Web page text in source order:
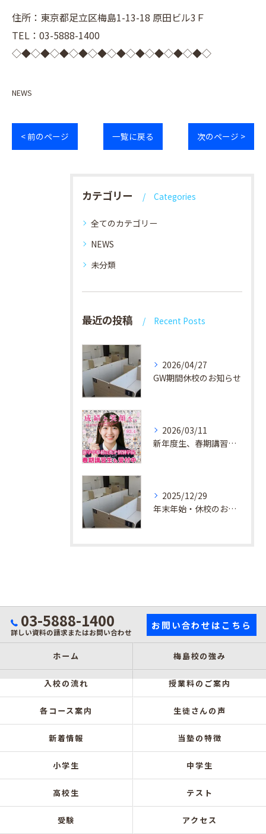
住所：東京都足立区梅島1-13-18 原田ビル3Ｆ
TEL：03-5888-1400
◇◆◇◆◇◆◇◆◇◆◇◆◇◆◇◆◇◆◇◆◇
NEWS
< 前のページ 一覧に戻る 次のページ >
カテゴリー Categories
全てのカテゴリー
NEWS
未分類
最近の投稿 Recent Posts
2026/04/27
GW期間休校のお知らせ
2026/03/11
新年度生、春期講習生 受付中！
2025/12/29
年末年始・休校のお知らせ
03-5888-1400
詳しい資料の請求またはお問い合わせ
お問い合わせはこちら
ホーム 梅島校の強み
入校の流れ 授業料のご案内
各コース案内 生徒さんの声
新着情報 当塾の特徴
小学生 中学生
高校生 テスト
受験 アクセス